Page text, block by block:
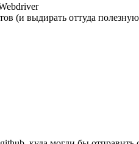
(и выдирать оттуда